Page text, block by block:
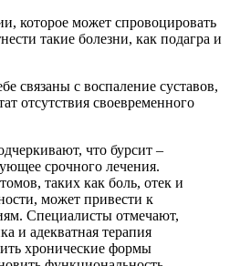
которое может спровоцировать
такие болезни, как подагра и
связаны с воспаление суставов,
отсутствия своевременного
что бурсит –
срочного лечения.
таких как боль, отек и
может привести к
Специалисты отмечают,
и адекватная терапия
хронические формы